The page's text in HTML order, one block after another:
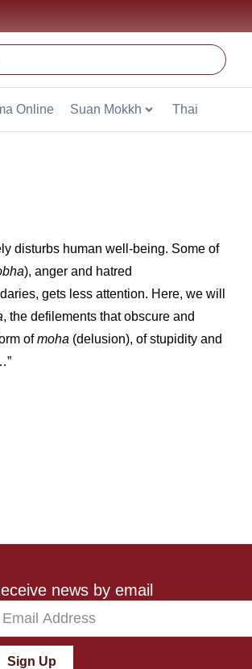
Online Suan Mokkh Thai
disturbs human well-being. Some of
), anger and hatred
gets less attention. Here, we will
, the defilements that obscure and
ofmoha (delusion), of stupidity and
news by email
Sign Up